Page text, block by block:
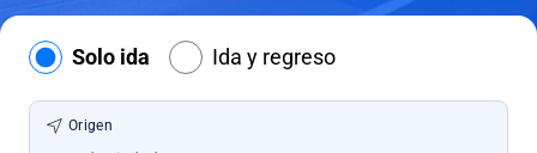
Solo ida Ida y regreso
Origen